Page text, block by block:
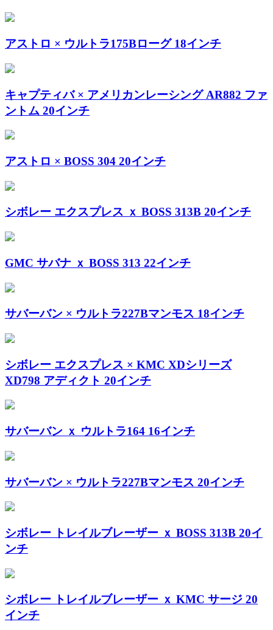
アストロ × ウルトラ175Bローグ 18インチ
キャプティバ × アメリカンレーシング AR882 ファ
ントム 20インチ
アストロ × BOSS 304 20インチ
シボレー エクスプレス ｘ BOSS 313B 20インチ
GMC サバナ ｘ BOSS 313 22インチ
サバーバン × ウルトラ227Bマンモス 18インチ
シボレー エクスプレス × KMC XDシリーズ
XD798 アディクト 20インチ
サバーバン ｘ ウルトラ164 16インチ
サバーバン × ウルトラ227Bマンモス 20インチ
シボレー トレイルブレーザー ｘ BOSS 313B 20イ
ンチ
シボレー トレイルブレーザー ｘ KMC サージ 20
インチ